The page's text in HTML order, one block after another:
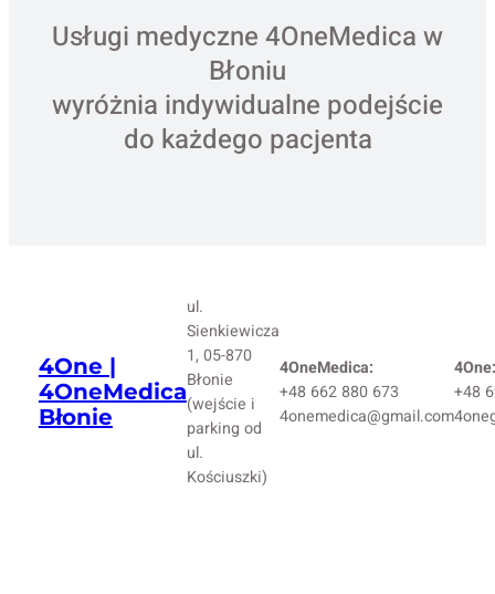
Usługi medyczne 4OneMedica w
Błoniu
wyróżnia indywidualne podejście
do każdego pacjenta
4One |
4OneMedica
Błonie
ul.
Sienkiewicza
1, 05-870
Błonie
(wejście i
parking od
ul.
Kościuszki)
4OneMedica:
+48 662 880 673
4onemedica@gmail.com
4One:
+48